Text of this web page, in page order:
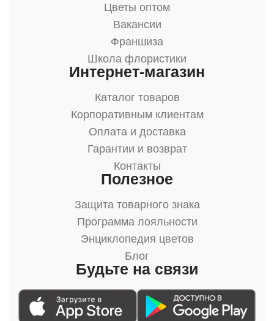
Цветы оптом
Вакансии
Франшиза
Школа флористики
Интернет-магазин
Каталог товаров
Корпоративным клиентам
Оплата и доставка
Гарантии и возврат
Контакты
Полезное
Защита товарного знака
Программа лояльности
Энциклопедия цветов
Блог
Будьте на связи